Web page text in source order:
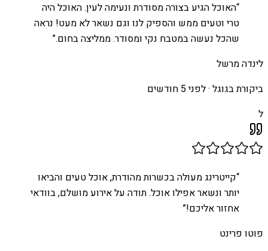
“האוכל הגיע בצורה מסודרת ונעימה לעין. האוכל היה
טרי וטעים ממש והספיק לנו וגם נשאר לא מעט! נראה
שהכל נעשה במטבח נקי ומסודר. ממליצה בחום.”
לינדה מרשל
ביקורת בגוגל ·לפני 5 חודשים
ל
“קייטרינג מעולה בכשרות מהודרת, אוכל טעים והביאו
יותר ונשאר אפילו אוכל. תודה על אירוע מושלם, בוודאי
אחזור אליכם!”
פוטו פרינט